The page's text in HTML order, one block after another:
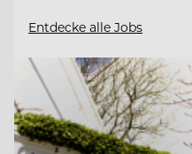
Entdecke alle Jobs